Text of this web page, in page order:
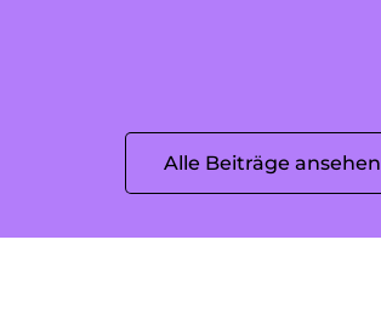
Alle Beiträge ansehen